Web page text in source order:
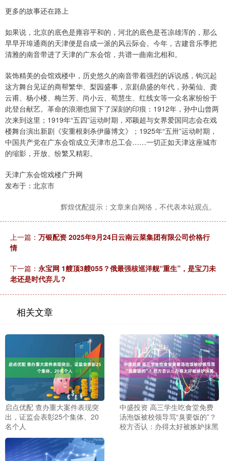
更多的故事还在路上
如果说，北京的底色是雍容平和的，河北的底色是苍凉雄浑的，那么
早早开埠通商的天津便是自成一派的风云际会。今年，古建音乐季把
清雅的南音带进了天津的广东会馆，共谱一曲南北相和。
装饰精美的会馆戏楼中，历史悠久的南音带着强烈的诉说感，钩沉起
这方舞台见证的商帮繁华、梨园盛事，京剧鼎盛的年代，孙菊仙、龚
云甫、杨小楼、梅兰芳、尚小云、荀慧生、红线女等一众名家纷纷于
此登台献艺。革命的浪潮也留下了深刻的印痕：1912年，孙中山曾两
次来到这里；1919年“五四”运动时期，邓颖超与女界爱国同志会在戏
楼舞台演出新剧《安重根刺杀伊藤博文》；1925年“五卅”运动时期，
中国共产党在广东会馆成立天津市总工会……一切正如天津这座城市
的缩影，开放、纷繁又精彩。
天津广东会馆戏楼广升网
发布于：北京市
辉煌优配提示：文章来自网络，不代表本站观点。
上一篇： 万银配资 2025年9月24日云南云菜集团有限公司价格行
情
下一篇： 永宝网 1艘顶3艘055？俄最强核巡洋舰“重生”，是宝刀未
老还是时代弃儿？
相关文章
启点优配 查办重大案件表现突
出，证监会表彰25个集体、20
名个人
中盛投资 高三学生吃食堂免费
汤泡饭被校领导骂“臭要饭的”？
校方否认：办得太好被嫉妒抹黑